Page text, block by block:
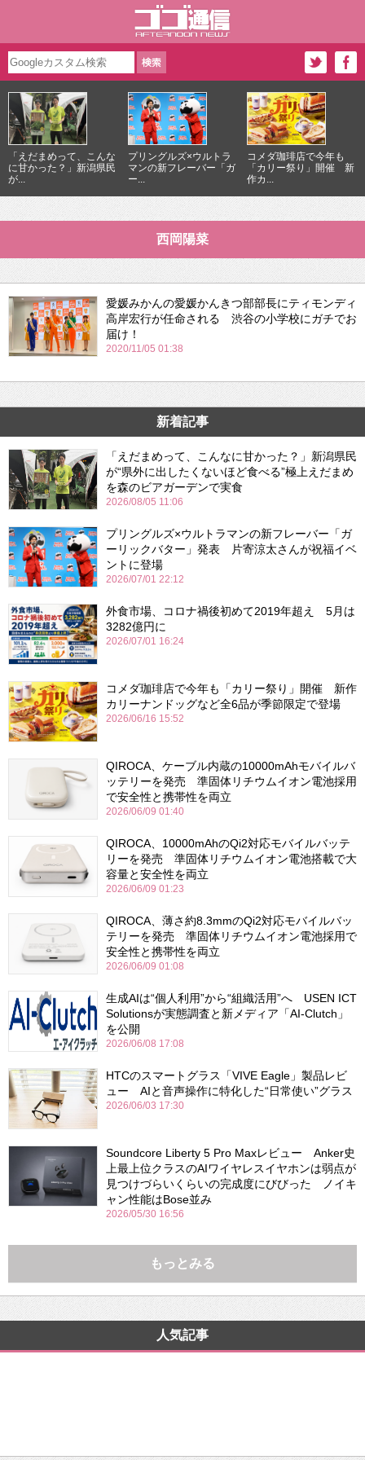
「えだまめって、こんな
に甘かった？」新潟県民
が...
プリングルズ×ウルトラ
マンの新フレーバー「ガ
ー...
コメダ珈琲店で今年も
「カリー祭り」開催 新
作カ...
西岡陽菜
愛媛みかんの愛媛かんきつ部部長にティモンディ
高岸宏行が任命される 渋谷の小学校にガチでお
届け！
2020/11/05 01:38
新着記事
「えだまめって、こんなに甘かった？」新潟県民
が“県外に出したくないほど食べる”極上えだまめ
を森のビアガーデンで実食
2026/08/05 11:06
プリングルズ×ウルトラマンの新フレーバー「ガ
ーリックバター」発表 片寄涼太さんが祝福イベ
ントに登場
2026/07/01 22:12
外食市場、コロナ禍後初めて2019年超え 5月は
3282億円に
2026/07/01 16:24
コメダ珈琲店で今年も「カリー祭り」開催 新作
カリーナンドッグなど全6品が季節限定で登場
2026/06/16 15:52
QIROCA、ケーブル内蔵の10000mAhモバイルバ
ッテリーを発売 準固体リチウムイオン電池採用
で安全性と携帯性を両立
2026/06/09 01:40
QIROCA、10000mAhのQi2対応モバイルバッテ
リーを発売 準固体リチウムイオン電池搭載で大
容量と安全性を両立
2026/06/09 01:23
QIROCA、薄さ約8.3mmのQi2対応モバイルバッ
テリーを発売 準固体リチウムイオン電池採用で
安全性と携帯性を両立
2026/06/09 01:08
生成AIは“個人利用”から“組織活用”へ USEN ICT
Solutionsが実態調査と新メディア「AI-Clutch」
を公開
2026/06/08 17:08
HTCのスマートグラス「VIVE Eagle」製品レビ
ュー AIと音声操作に特化した“日常使い”グラス
2026/06/03 17:30
Soundcore Liberty 5 Pro Maxレビュー Anker史
上最上位クラスのAIワイヤレスイヤホンは弱点が
見つけづらいくらいの完成度にびびった ノイキ
ャン性能はBose並み
2026/05/30 16:56
もっとみる
人気記事